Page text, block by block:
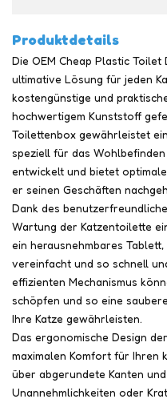
Produktdetails
Die OEM Cheap Plastic
ultimative Lösung für jeden
kostengünstige und
hochwertigem Kunststoff
Toilettenbox gewährleistet
speziell für das
entwickelt und bietet
er seinen Geschäften
Dank des
Wartung der Katzentoilette
ein herausnehmbares
vereinfacht und so schnell
effizienten Mechanismus
schöpfen und so eine
Ihre Katze gewährleisten.
Das ergonomische Design
maximalen Komfort für Ihren
über abgerundete Kanten
Unannehmlichkeiten oder